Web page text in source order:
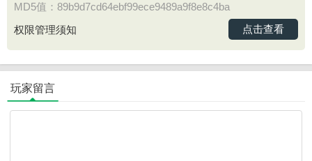
MD5值：89b9d7cd64ebf99ece9489a9f8e8c4ba
权限管理须知
点击查看
玩家留言